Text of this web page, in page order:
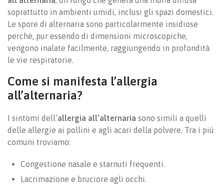
soprattutto in ambienti umidi, inclusi gli spazi domestici.
Le spore di alternaria sono particolarmente insidiose
perché, pur essendo di dimensioni microscopiche,
vengono inalate facilmente, raggiungendo in profondità
le vie respiratorie.
Come si manifesta l’allergia
all’alternaria?
I sintomi dell’allergia all’alternaria sono simili a quelli
delle allergie ai pollini e agli acari della polvere. Tra i più
comuni troviamo:
Congestione nasale e starnuti frequenti.
Lacrimazione e bruciore agli occhi.